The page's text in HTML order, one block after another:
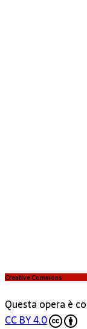
Creative Commons
Questa opera è
CC BY 4.0